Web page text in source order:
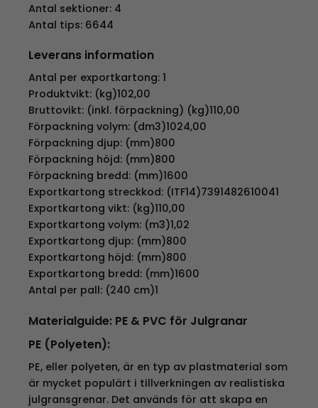
Antal sektioner: 4
Antal tips: 6644
Leverans information
Antal per exportkartong: 1
Produktvikt: (kg)102,00
Bruttovikt: (inkl. förpackning) (kg)110,00
Förpackning volym: (dm3)1024,00
Förpackning djup: (mm)800
Förpackning höjd: (mm)800
Förpackning bredd: (mm)1600
Exportkartong streckkod: (ITF14)7391482610041
Exportkartong vikt: (kg)110,00
Exportkartong volym: (m3)1,02
Exportkartong djup: (mm)800
Exportkartong höjd: (mm)800
Exportkartong bredd: (mm)1600
Antal per pall: (240 cm)1
Materialguide: PE & PVC för Julgranar
PE (Polyeten):
PE, eller polyeten, är en typ av plastmaterial som
är mycket populärt i tillverkningen av realistiska
julgransgrenar. Det används för att skapa en